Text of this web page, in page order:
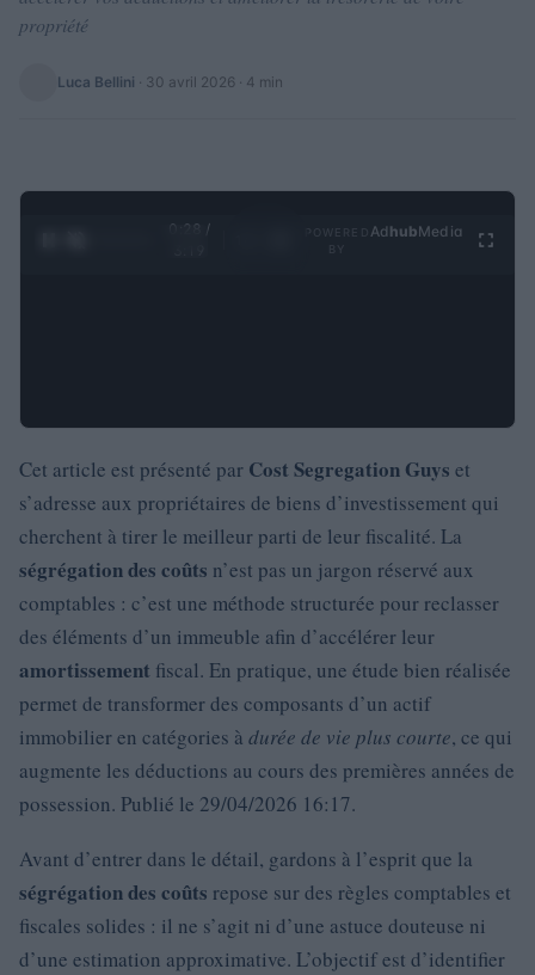
propriété
Luca Bellini · 30 avril 2026 · 4 min
0:29 /
Ad hubMedia
Cet article est présenté par Cost Segregation Guys et
s’adresse aux propriétaires de biens d’investissement qui
cherchent à tirer le meilleur parti de leur fiscalité. La
ségrégation des coûts n’est pas un jargon réservé aux
comptables : c’est une méthode structurée pour reclasser
des éléments d’un immeuble afin d’accélérer leur
amortissement fiscal. En pratique, une étude bien réalisée
permet de transformer des composants d’un actif
immobilier en catégories à durée de vie plus courte, ce qui
augmente les déductions au cours des premières années de
possession. Publié le 29/04/2026 16:17.
Avant d’entrer dans le détail, gardons à l’esprit que la
ségrégation des coûts repose sur des règles comptables et
fiscales solides : il ne s’agit ni d’une astuce douteuse ni
d’une estimation approximative. L’objectif est d’identifier